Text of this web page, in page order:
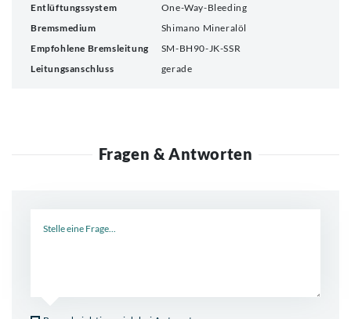
Entlüftungssystem
One-Way-Bleeding
Bremsmedium
Shimano Mineralöl
Empfohlene Bremsleitung
SM-BH90-JK-SSR
Leitungsanschluss
gerade
Fragen & Antworten